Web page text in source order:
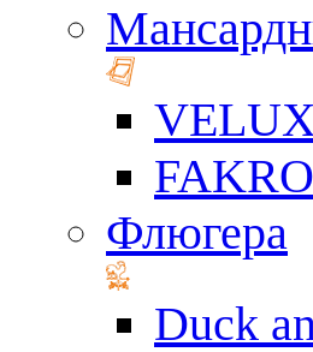
FAKRO
Флюгера
Duck